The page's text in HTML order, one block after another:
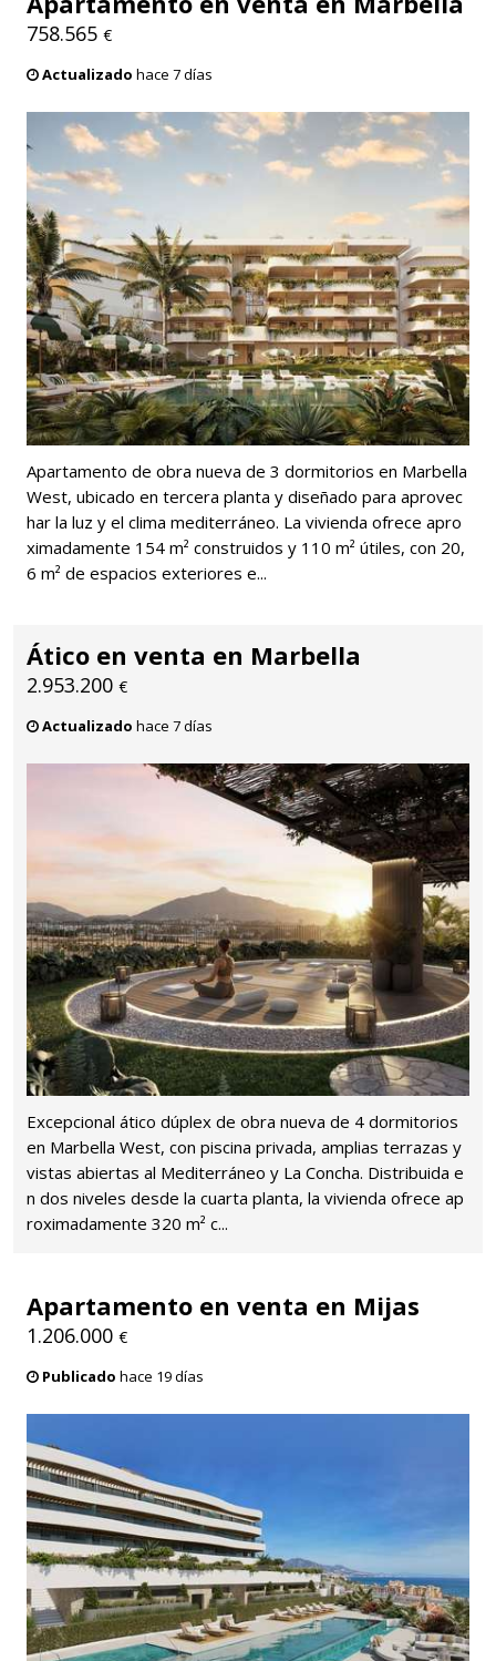
758.565 €
Actualizado hace 7 días
Apartamento de obra nueva de 3 dormitorios en Marbella
West, ubicado en tercera planta y diseñado para aprovec
har la luz y el clima mediterráneo. La vivienda ofrece apro
ximadamente 154 m² construidos y 110 m² útiles, con 20,
6 m² de espacios exteriores e...
Ático en venta en Marbella
2.953.200 €
Actualizado hace 7 días
Excepcional ático dúplex de obra nueva de 4 dormitorios
en Marbella West, con piscina privada, amplias terrazas y
vistas abiertas al Mediterráneo y La Concha. Distribuida e
n dos niveles desde la cuarta planta, la vivienda ofrece ap
roximadamente 320 m² c...
Apartamento en venta en Mijas
1.206.000 €
Publicado hace 19 días